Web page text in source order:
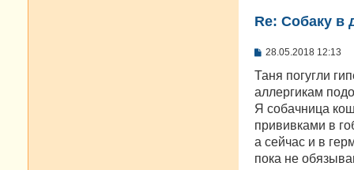
Re: Собаку в
С
о
щ
е
и
е
28.05.2018 12:13
Таня погугли
аллергикам
Я собачница
прививками в
а сейчас и в
пока не